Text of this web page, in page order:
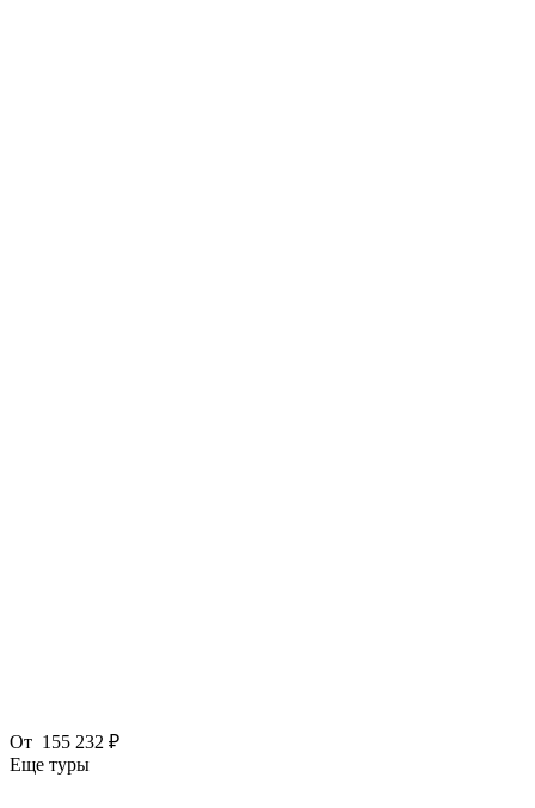
От 155 232 ₽
Еще туры